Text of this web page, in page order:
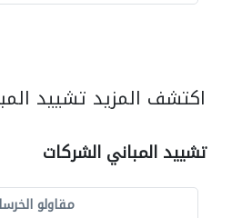
اكتشف المزيد تشييد
تشييد المباني الشركات
مقاولو